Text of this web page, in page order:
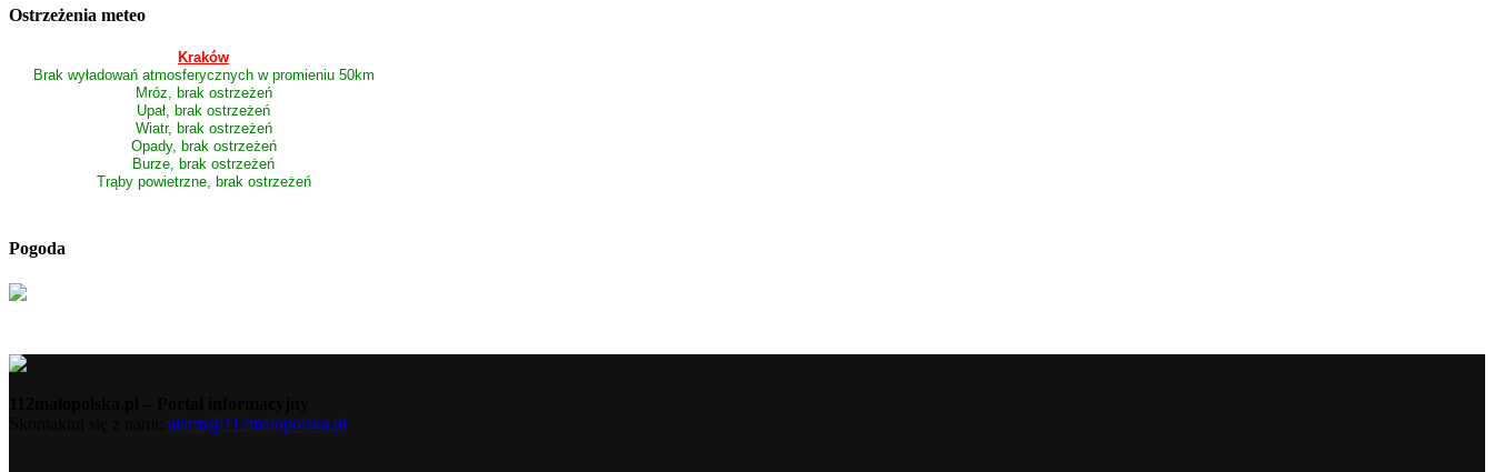
Ostrzeżenia meteo
Kraków
Brak wyładowań atmosferycznych w promieniu 50km
Mróz, brak ostrzeżeń
Upał, brak ostrzeżeń
Wiatr, brak ostrzeżeń
Opady, brak ostrzeżeń
Burze, brak ostrzeżeń
Trąby powietrzne, brak ostrzeżeń
Pogoda
alarm@112malopolska.pl